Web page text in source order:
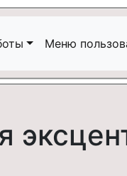
Меню